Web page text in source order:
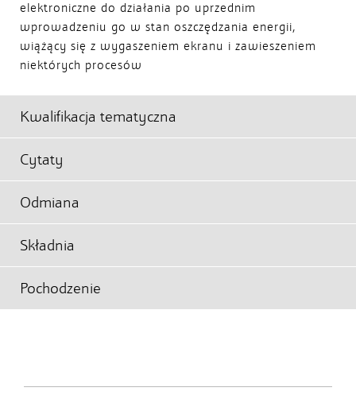
elektroniczne do działania po uprzednim
wprowadzeniu go w stan oszczędzania energii,
wiążący się z wygaszeniem ekranu i zawieszeniem
niektórych procesów
Kwalifikacja tematyczna
Cytaty
Odmiana
Składnia
Pochodzenie